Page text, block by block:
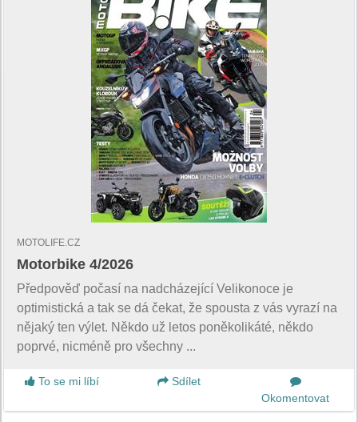
MOTOLIFE.CZ
Motorbike 4/2026
Předpověď počasí na nadcházející Velikonoce je
optimistická a tak se dá čekat, že spousta z vás vyrazí na
nějaký ten výlet. Někdo už letos poněkolikáté, někdo
poprvé, nicméně pro všechny ...
To se mi líbí
Sdílet
Okomentovat